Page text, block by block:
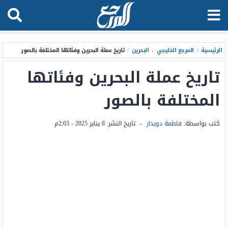
الرئيسية / المرجع الخليجي ، البحرين / تاريخ عملة البحرين وفئاتها المختلفة بالصور
تاريخ عملة البحرين وفئاتها
المختلفة بالصور
كتب بواسطة: فاطمة دويدار – تاريخ النشر: 8 يناير 2025 - 2:03م